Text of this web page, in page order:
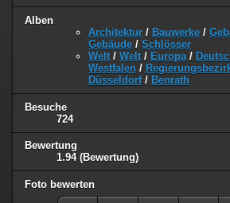
Alben
Architektur / Bauwerke /
Gebäude / Schlösser
Welt / Welt / Europa /
Westfalen /
Düsseldorf/ Benrath
Besuche
724
Bewertung
1.94 (Bewertung)
Foto bewerten